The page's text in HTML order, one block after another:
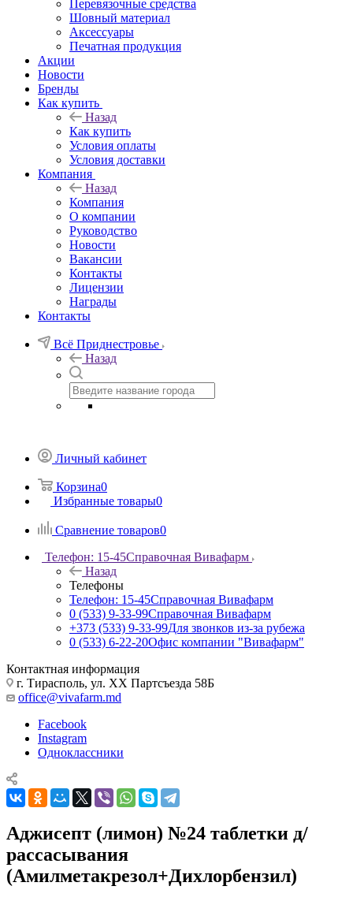
Перевязочные средства
Шовный материал
Аксессуары
Печатная продукция
Акции
Новости
Бренды
Как купить
Назад
Как купить
Условия оплаты
Условия доставки
Компания
Назад
Компания
О компании
Руководство
Новости
Вакансии
Контакты
Лицензии
Награды
Контакты
Всё Приднестровье
Назад
Личный кабинет
Корзина0
Избранные товары0
Сравнение товаров0
Телефон: 15-45Справочная Вивафарм
Назад
Телефоны
Телефон: 15-45Справочная Вивафарм
0 (533) 9-33-99Справочная Вивафарм
+373 (533) 9-33-99Для звонков из-за рубежа
0 (533) 6-22-20Офис компании "Вивафарм"
Контактная информация
г. Тирасполь, ул. ХХ Партсъезда 58Б
office@vivafarm.md
Facebook
Instagram
Одноклассники
Аджисепт (лимон) №24 таблетки д/
рассасывания
(Амилметакрезол+Дихлорбензил)